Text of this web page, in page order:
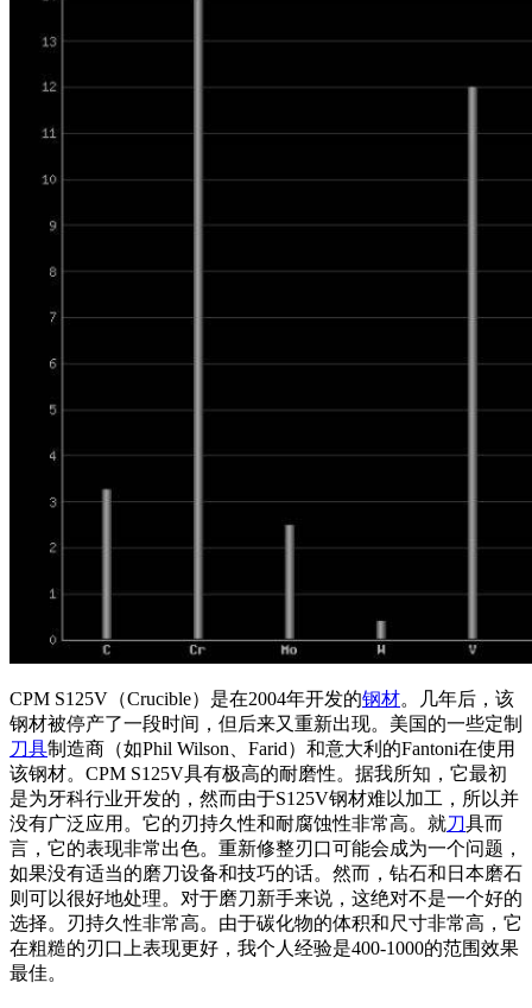
CPM S125V（Crucible）是在2004年开发的钢材。几年后，该
钢材被停产了一段时间，但后来又重新出现。美国的一些定制
刀具制造商（如Phil Wilson、Farid）和意大利的Fantoni在使用
该钢材。CPM S125V具有极高的耐磨性。据我所知，它最初
是为牙科行业开发的，然而由于S125V钢材难以加工，所以并
没有广泛应用。它的刃持久性和耐腐蚀性非常高。就刀具而
言，它的表现非常出色。重新修整刃口可能会成为一个问题，
如果没有适当的磨刀设备和技巧的话。然而，钻石和日本磨石
则可以很好地处理。对于磨刀新手来说，这绝对不是一个好的
选择。刃持久性非常高。由于碳化物的体积和尺寸非常高，它
在粗糙的刃口上表现更好，我个人经验是400-1000的范围效果
最佳。